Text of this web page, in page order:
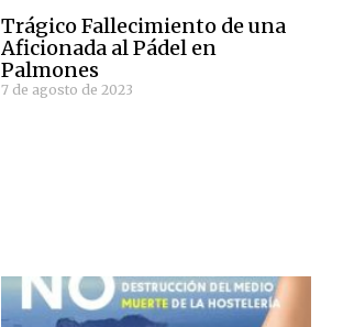
Trágico Fallecimiento de una
Aficionada al Pádel en
Palmones
7 de agosto de 2023